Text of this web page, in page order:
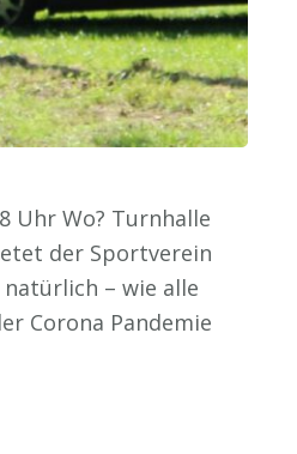
Uhr Wo? Turnhalle
der Sportverein
– wie alle
Corona Pandemie